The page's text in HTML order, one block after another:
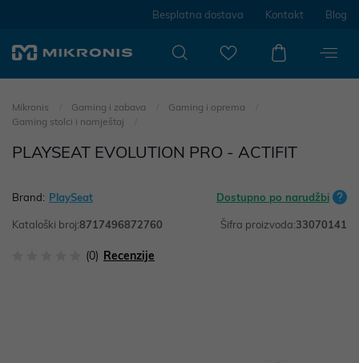
Besplatna dostava Kontakt Blog
Mikronis Gaming i zabava
Gaming i oprema
Gaming stolci i namještaj
PLAYSEAT EVOLUTION PRO - ACTIFIT
Brand: PlaySeat Dostupno po narudžbi
Kataloški broj:8717496872760 Šifra proizvoda:33070141
(0) Recenzije